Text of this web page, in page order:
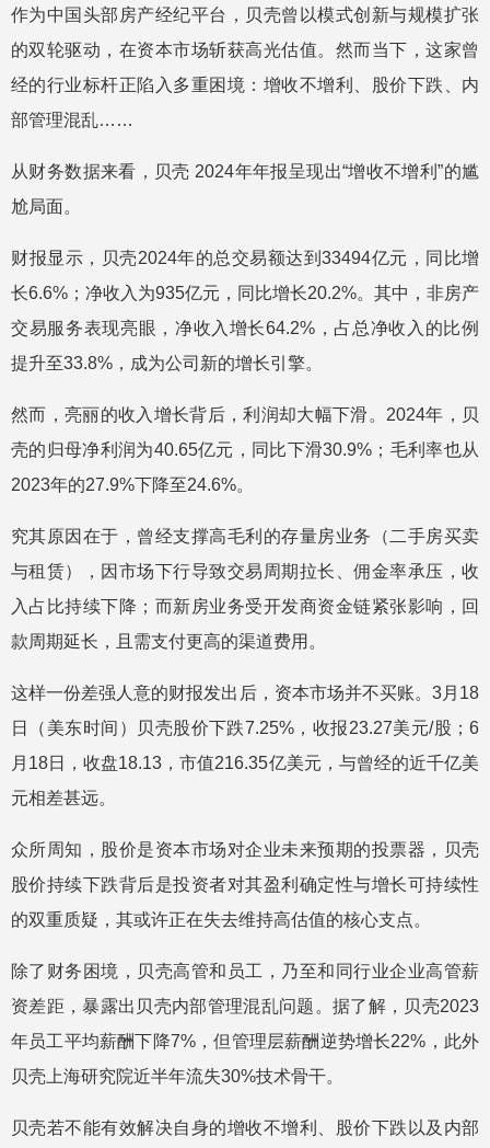
作为中国头部房产经纪平台，贝壳曾以模式创新与规模扩张
的双轮驱动，在资本市场斩获高光估值。然而当下，这家曾
经的行业标杆正陷入多重困境：增收不增利、股价下跌、内
部管理混乱……
从财务数据来看，贝壳 2024年年报呈现出“增收不增利”的尴
尬局面。
财报显示，贝壳2024年的总交易额达到33494亿元，同比增
长6.6%；净收入为935亿元，同比增长20.2%。其中，非房产
交易服务表现亮眼，净收入增长64.2%，占总净收入的比例
提升至33.8%，成为公司新的增长引擎。
然而，亮丽的收入增长背后，利润却大幅下滑。2024年，贝
壳的归母净利润为40.65亿元，同比下滑30.9%；毛利率也从
2023年的27.9%下降至24.6%。
究其原因在于，曾经支撑高毛利的存量房业务（二手房买卖
与租赁），因市场下行导致交易周期拉长、佣金率承压，收
入占比持续下降；而新房业务受开发商资金链紧张影响，回
款周期延长，且需支付更高的渠道费用。
这样一份差强人意的财报发出后，资本市场并不买账。3月18
日（美东时间）贝壳股价下跌7.25%，收报23.27美元/股；6
月18日，收盘18.13，市值216.35亿美元，与曾经的近千亿美
元相差甚远。
众所周知，股价是资本市场对企业未来预期的投票器，贝壳
股价持续下跌背后是投资者对其盈利确定性与增长可持续性
的双重质疑，其或许正在失去维持高估值的核心支点。
除了财务困境，贝壳高管和员工，乃至和同行业企业高管薪
资差距，暴露出贝壳内部管理混乱问题。据了解，贝壳2023
年员工平均薪酬下降7%，但管理层薪酬逆势增长22%，此外
贝壳上海研究院近半年流失30%技术骨干。
贝壳若不能有效解决自身的增收不增利、股价下跌以及内部